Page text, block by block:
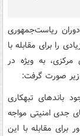
ریاست‌جمهوری
تا ۲۰۲۱، تلاش‌های زیادی را برای مقابله با
مرکزی، به ویژه در
زیر صورت گرفت:
باندهای تبهکاری
و "مارا ۱۸" با چالش‌های جدی امنیتی مواجه
برای مقابله با این